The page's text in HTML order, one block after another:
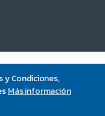
y Condiciones,
Más información